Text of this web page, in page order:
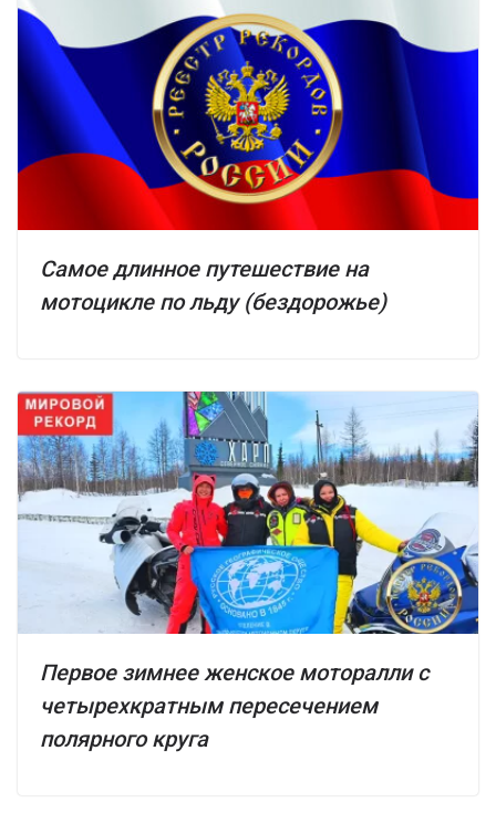
Самое длинное путешествие на
мотоцикле по льду (бездорожье)
Первое зимнее женское моторалли с
четырехкратным пересечением
полярного круга